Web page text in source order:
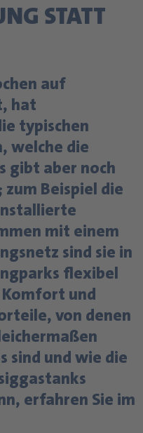
STATT
auf
hat
typischen
welche die
gibt aber noch
Beispiel die
mit einem
sind sie in
flexibel
und
von denen
sind und wie die
erfahren Sie im